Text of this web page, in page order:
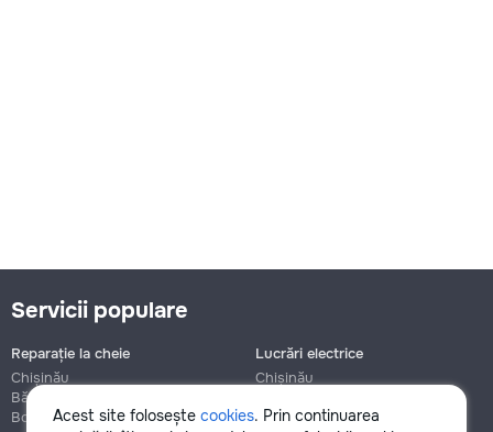
Acest site folosește cookies. Prin continuarea
Servicii populare
Reparație la cheie
Chișinău
Bălți
Botanica
Lucrări electrice
Chișinău
Botanica